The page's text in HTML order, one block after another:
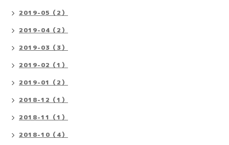
2019-05（2）
2019-04（2）
2019-03（3）
2019-02（1）
2019-01（2）
2018-12（1）
2018-11（1）
2018-10（4）